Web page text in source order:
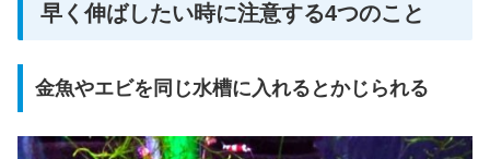
早く伸ばしたい時に注意する4つのこと
金魚やエビを同じ水槽に入れるとかじられる